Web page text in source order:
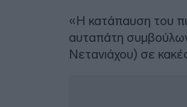
«Η κατάπαυση του
αυταπάτη
Νετανιάχου) σε